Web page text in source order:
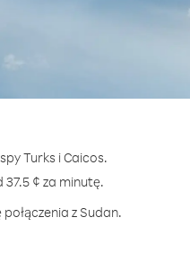
Turks i Caicos.
¢ za minutę.
z Sudan.